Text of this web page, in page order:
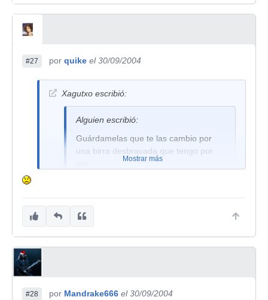
#27 por quike el 30/09/2004
Xagutxo escribió:
Alguien escribió:
Guárdamelas que te las cambio por
una birra desbravada que tengo por
fueron a la papelera (conste que esta vez eres tu
el que menciona lo de la cerveza jejejeje... tenias
que haber estado en los Sanfer txikis.... se nos
Mostrar más
#28 por Mandrake666 el 30/09/2004